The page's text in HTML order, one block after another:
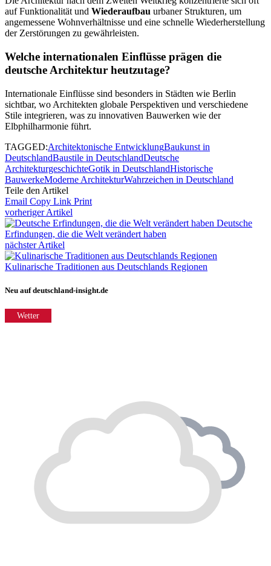
auf Funktionalität und Wiederaufbau urbaner Strukturen, um
angemessene Wohnverhältnisse und eine schnelle Wiederherstellung
der Zerstörungen zu gewährleisten.
Welche internationalen Einflüsse prägen die
deutsche Architektur heutzutage?
Internationale Einflüsse sind besonders in Städten wie Berlin
sichtbar, wo Architekten globale Perspektiven und verschiedene
Stile integrieren, was zu innovativen Bauwerken wie der
Elbphilharmonie führt.
TAGGED:Architektonische EntwicklungBaukunst in
DeutschlandBaustile in DeutschlandDeutsche
ArchitekturgeschichteGotik in DeutschlandHistorische
BauwerkeModerne ArchitekturWahrzeichen in Deutschland
Teile den Artikel
Email Copy Link Print
vorheriger Artikel
Deutsche
Erfindungen, die die Welt verändert haben
nächster Artikel
Kulinarische Traditionen aus Deutschlands Regionen
Neu auf deutschland-insight.de
Wetter